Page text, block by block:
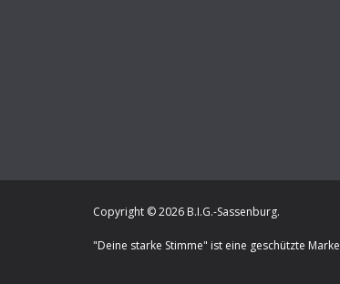
Copyright © 2026 B.I.G.-Sassenburg.
"Deine starke Stimme" ist eine geschützte Marke